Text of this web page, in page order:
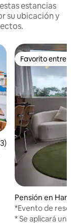
estancias
su ubicación y
promedio: 4.96 de
Favorito entre
Favorito entre
Pensión en
*Evento de
[Edificio B de dos
* Se aplicará un